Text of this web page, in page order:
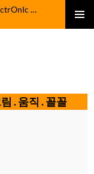
ⓒ금누리번개날터.昆奴力電慈空場.gumnuri's ElEctrOnIc fActOrY
. 움직 . 꼴꼴